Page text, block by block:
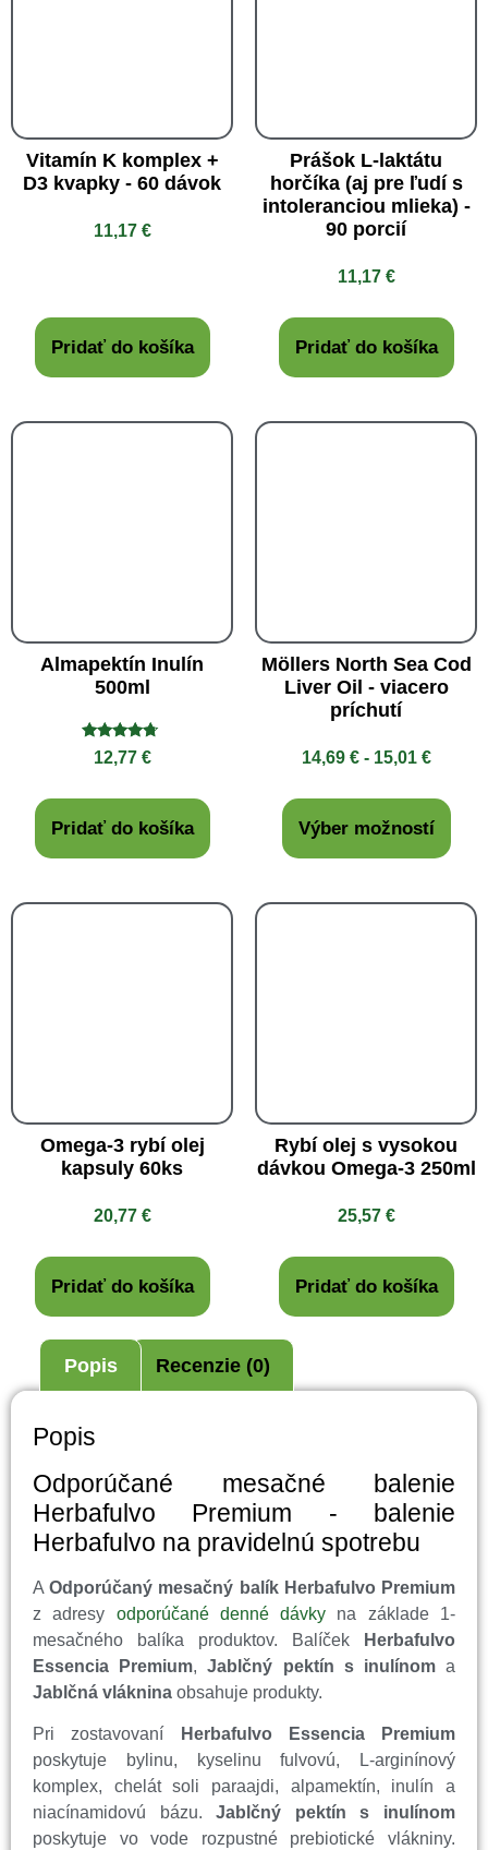
Vitamín K komplex +
D3 kvapky - 60 dávok
11,17 €
Pridať do košíka
Prášok L-laktátu
horčíka (aj pre ľudí s
intoleranciou mlieka) -
90 porcií
11,17 €
Pridať do košíka
Almapektín Inulín
500ml
Hodnotenie
4.50
12,77 €
Pridať do košíka
Möllers North Sea Cod
Liver Oil - viacero
príchutí
14,69 € - 15,01 €
Výber možností
Omega-3 rybí olej
kapsuly 60ks
20,77 €
Pridať do košíka
Rybí olej s vysokou
dávkou Omega-3 250ml
25,57 €
Pridať do košíka
Popis Recenzie (0)
Popis
Odporúčané mesačné balenie
Herbafulvo Premium - balenie
Herbafulvo na pravidelnú spotrebu
AOdporúčaný mesačný balík Herbafulvo Premium
z adresy odporúčané denné dávky na základe 1-
mesačného balíka produktov. Balíček
Herbafulvo
Essencia Premium,Jablčný pektín s inulínoma
Jablčná vláknina obsahuje produkty.
Pri zostavovaní
Herbafulvo Essencia Premium
poskytuje bylinu, kyselinu fulvovú, L-arginínový
komplex, chelát soli paraajdi, alpamektín, inulín a
niacínamidovú bázu.Jablčný pektín s inulínom
poskytuje vo vode rozpustné prebiotické vlákniny.